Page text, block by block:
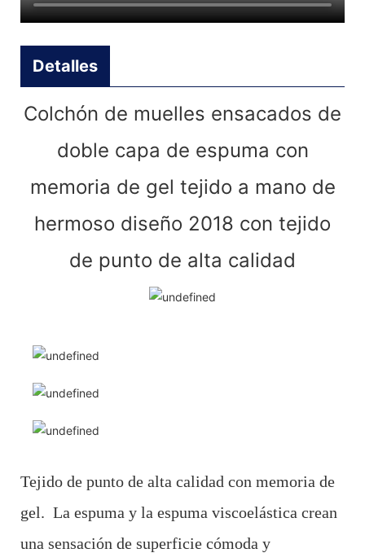
Detalles
Colchón de muelles ensacados de
doble capa de espuma con
memoria de gel tejido a mano de
hermoso diseño 2018 con tejido
de punto de alta calidad
Tejido de punto de alta calidad con memoria de
gel. La espuma y la espuma viscoelástica crean
una sensación de superficie cómoda y